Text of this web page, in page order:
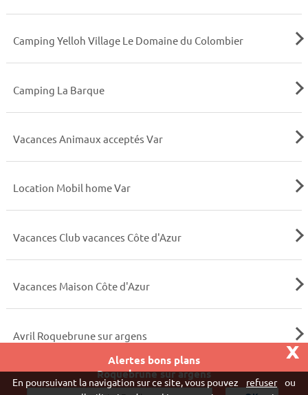
Alertes bons plans
Roquebrune sur argens
x
Camping Yelloh Village Le Domaine du Colombier
Camping La Barque
Vacances Animaux acceptés Var
Location Mobil home Var
Vacances Club vacances Côte d'Azur
Vacances Maison Côte d'Azur
Avril Roquebrune sur argens
Vivaweb SARL - RCS Créteil n°790 591 572
En poursuivant la navigation sur ce site, vous pouvez refuser
ou